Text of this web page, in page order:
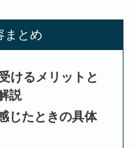
まとめ
けるメリットと
説
じたときの具体